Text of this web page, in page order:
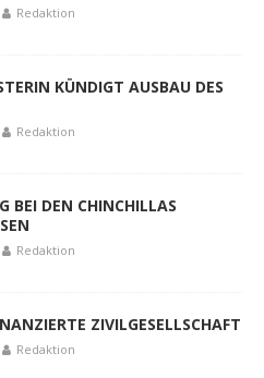
Redaktion
KÜNDIGT AUSBAU DES
Redaktion
BEI DEN CHINCHILLAS
Redaktion
ZIVILGESELLSCHAFT
Redaktion